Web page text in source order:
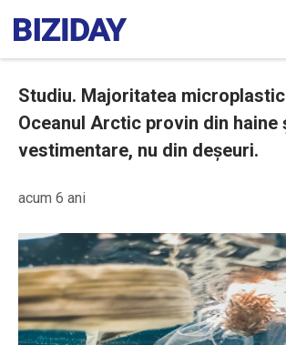
Studiu. Majoritatea
Oceanul Arctic provin din haine
vestimentare, nu din deșeuri.
acum 6 ani